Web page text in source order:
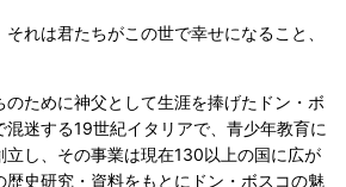
それは君たちがこの世で幸せになること、
ために神父として生涯を捧げたドン・ボ
混迷する19世紀イタリアで、青少年教育に
立し、その事業は現在130以上の国に広が
歴史研究・資料をもとにドン・ボスコの魅